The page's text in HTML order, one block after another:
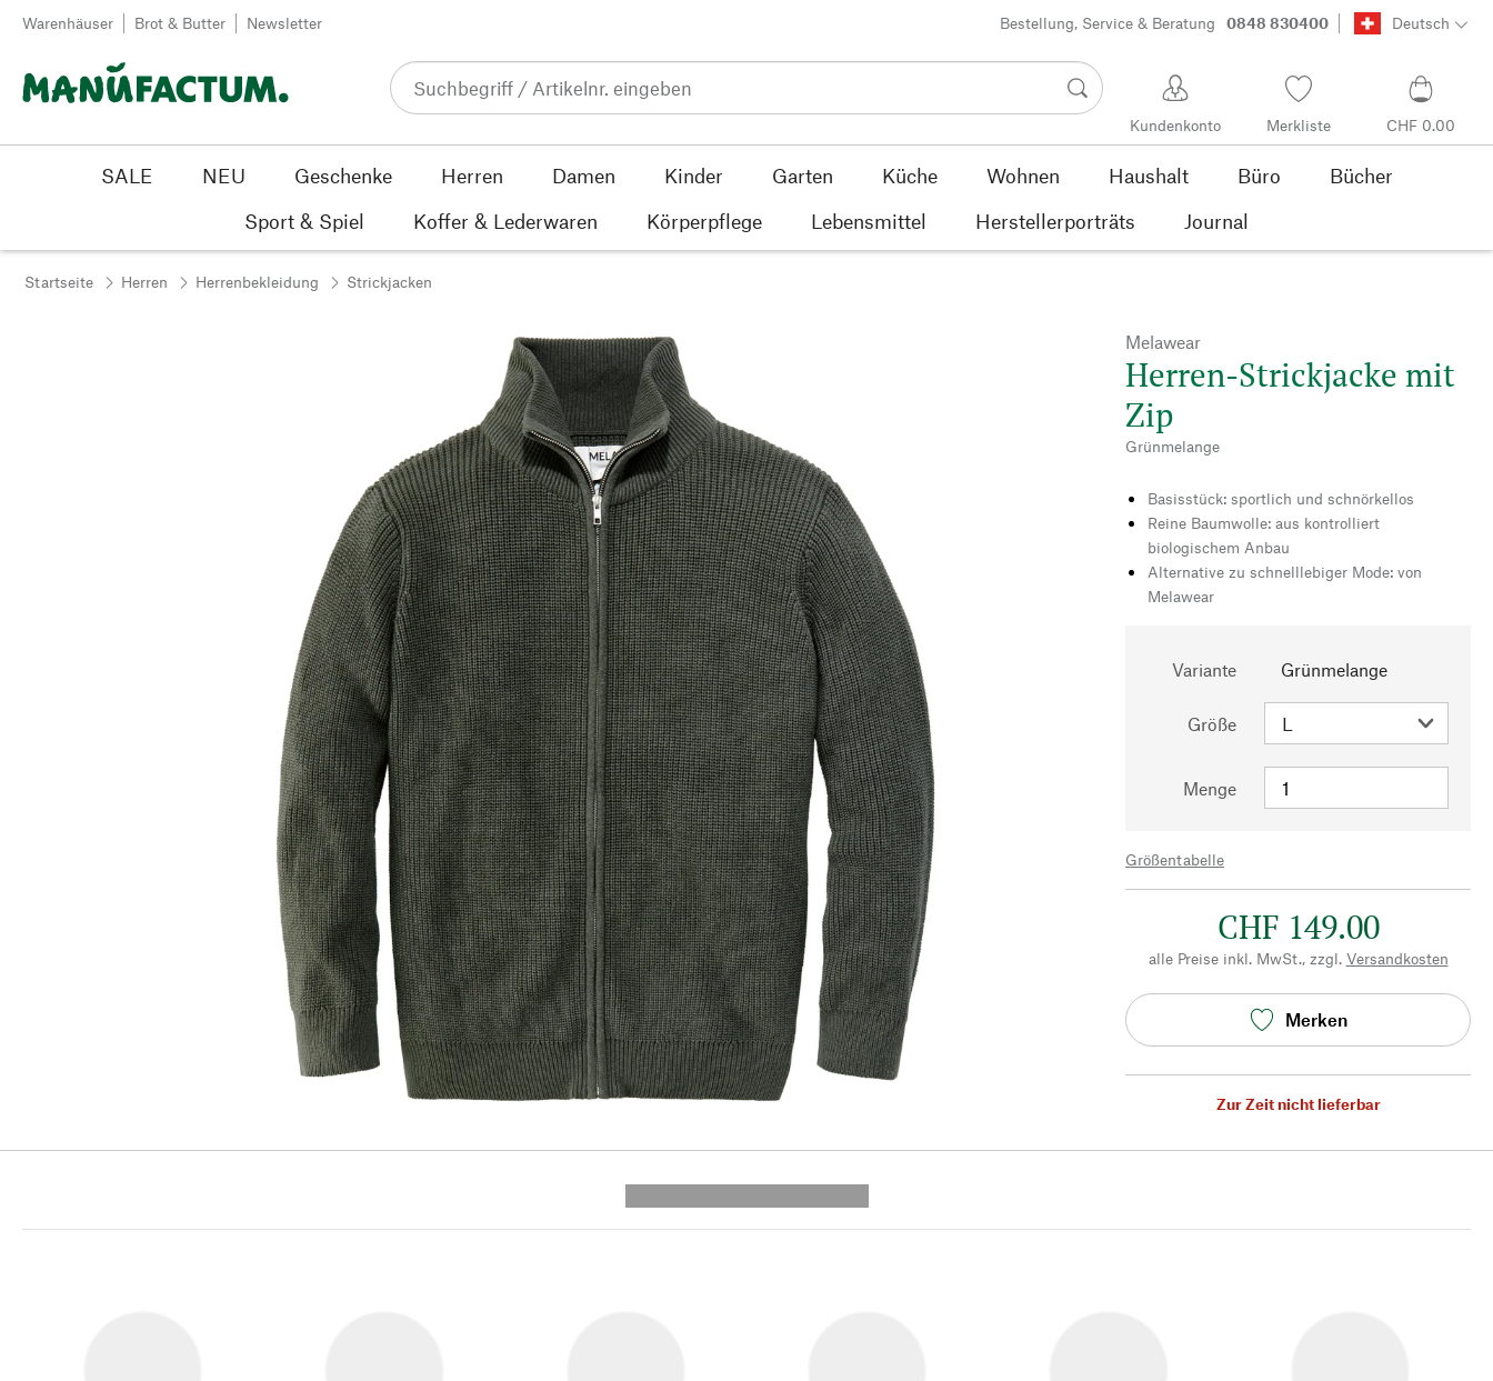
Zum Inhalt springen
Warenhäuser Brot & Butter Newsletter Bestellung, Service & Beratung 0848 830400 Deutsch
Kundenkonto Merkliste CHF 0.00
SALE NEU Geschenke Herren Damen Kinder Garten Küche Wohnen Haushalt Büro
Bücher
Sport & Spiel
Koffer & Lederwaren Körperpflege Lebensmittel Herstellerporträts Journal
Startseite Herren Herrenbekleidung Strickjacken
Melawear
Herren-Strickjacke mit
Zip
Grünmelange
Basisstück: sportlich und schnörkellos
Reine Baumwolle: aus kontrolliert
biologischem Anbau
Alternative zu schnelllebiger Mode: von
Melawear
Variante Grünmelange
Größe
Menge
Größentabelle
CHF 149.00
alle Preise inkl. MwSt., zzgl. Versandkosten
Merken
Zur Zeit nicht lieferbar